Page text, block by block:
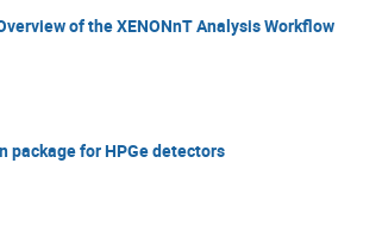
of the XENONnT Analysis Workflow
package for HPGe detectors